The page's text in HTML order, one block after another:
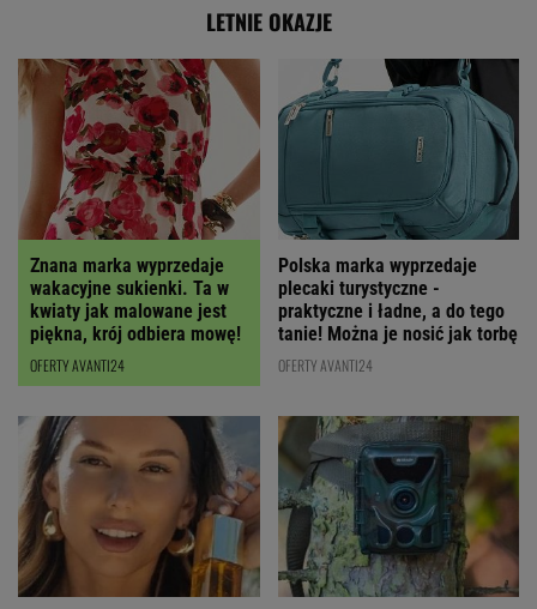
LETNIE OKAZJE
Znana marka wyprzedaje
wakacyjne sukienki. Ta w
kwiaty jak malowane jest
piękna, krój odbiera mowę!
OFERTY AVANTI24
Polska marka wyprzedaje
plecaki turystyczne -
praktyczne i ładne, a do tego
tanie! Można je nosić jak torbę
OFERTY AVANTI24